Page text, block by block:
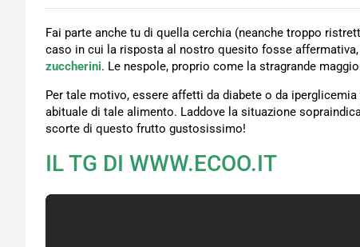
Fai parte anche tu di quella cerchia (neanche troppo
caso in cui la risposta al nostro quesito fosse
zuccherini. Le nespole, proprio come la stragrande
Per tale motivo, essere affetti da diabete o da
abituale di tale alimento. Laddove la situazione
scorte di questo frutto gustosissimo!
IL TG DI WWW.ECOO.IT